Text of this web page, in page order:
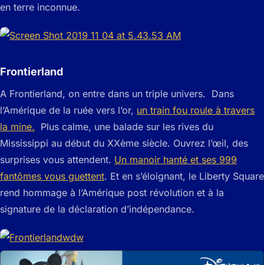
en terre inconnue.
Frontierland
A Frontierland, on entre dans un triple univers. Dans
l’Amérique de la ruée vers l’or, un train fou roule à travers
la mine. Plus calme, une balade sur les rives du
Mississippi au début du XXème siècle. Ouvrez l’œil, des
surprises vous attendent. Un manoir hanté et ses 999
fantômes vous guettent. Et en s’éloignant, le Liberty Square
rend hommage à l’Amérique post révolution et à la
signature de la déclaration d’indépendance.